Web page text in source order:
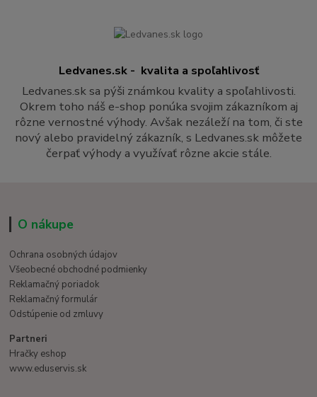
Ledvanes.sk - kvalita a spoľahlivosť
Ledvanes.sk sa pýši známkou kvality a spoľahlivosti.
Okrem toho náš e-shop ponúka svojim zákazníkom aj
rôzne vernostné výhody. Avšak nezáleží na tom, či ste
nový alebo pravidelný zákazník, s Ledvanes.sk môžete
čerpať výhody a využívať rôzne akcie stále.
O nákupe
Ochrana osobných údajov
Všeobecné obchodné podmienky
Reklamačný poriadok
Reklamačný formulár
Odstúpenie od zmluvy
Partneri
Hračky eshop
www.eduservis.sk